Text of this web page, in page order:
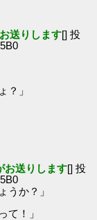
送りします[] 投
？」
お送りします[] 投
うか？」
て！」